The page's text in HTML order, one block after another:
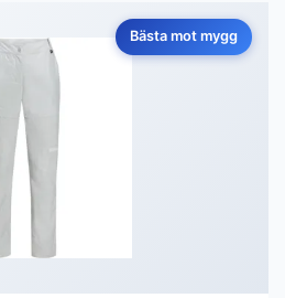
Bästa mot mygg